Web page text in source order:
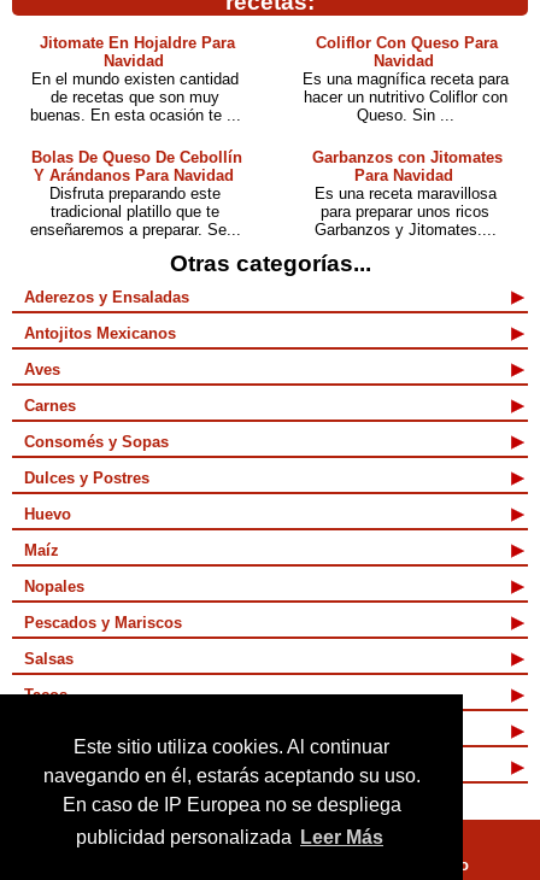
Este sitio utiliza cookies. Al continuar
navegando en él, estarás aceptando su uso.
En caso de IP Europea no se despliega
publicidad personalizada
Leer Más
Jitomate En Hojaldre Para
Navidad
En el mundo existen cantidad
de recetas que son muy
buenas. En esta ocasión te ...
Coliflor Con Queso Para
Navidad
Es una magnífica receta para
hacer un nutritivo Coliflor con
Queso. Sin ...
Bolas De Queso De Cebollín
Y Arándanos Para Navidad
Disfruta preparando este
tradicional platillo que te
enseñaremos a preparar. Se...
Garbanzos con Jitomates
Para Navidad
Es una receta maravillosa
para preparar unos ricos
Garbanzos y Jitomates....
Otras categorías...
Aderezos y Ensaladas
Antojitos Mexicanos
Aves
Carnes
Consomés y Sopas
Dulces y Postres
Huevo
Maíz
Nopales
Pescados y Mariscos
Salsas
Tacos
Vegetarianas
Términos de Uso